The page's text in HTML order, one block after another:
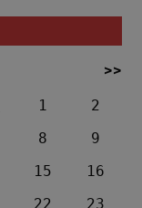
>>
1
2
8
9
15
16
22
23